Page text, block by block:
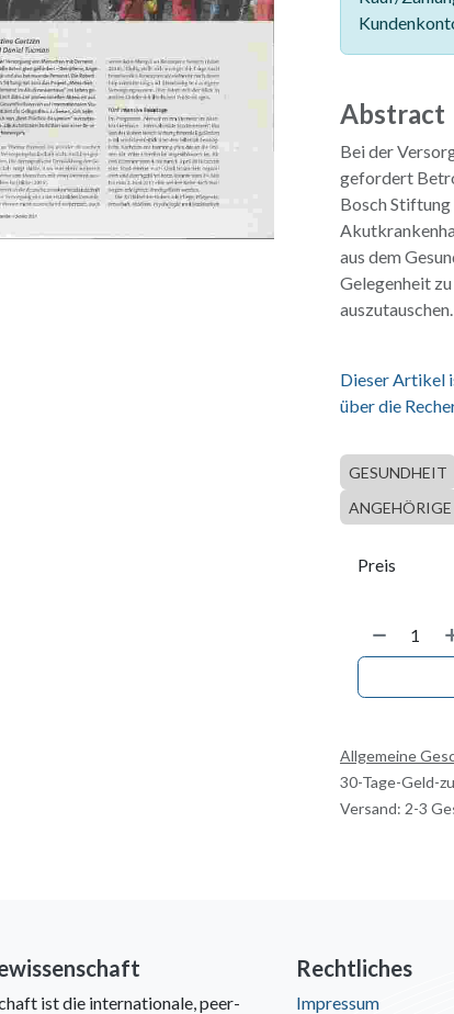
Abstract
Bei der
gefordert
Bosch
aus dem
Gelegenheit
Dieser Artikel
über die
GESUNDHEIT
ANGEHÖRIGE
Preis
Allgemeine
30-Tage-Geld-
Versand: 2-3
ist die internationale, peer-
Rechtliches
Impressum